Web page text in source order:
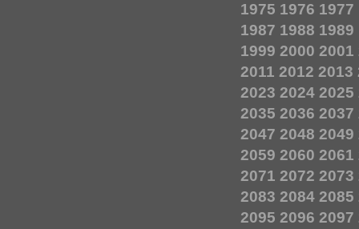
1975 1976 1977
1987 1988 1989
1999 2000 2001
2011 2012 2013
2023 2024 2025
2035 2036 2037
2047 2048 2049
2059 2060 2061
2071 2072 2073
2083 2084 2085
2095 2096 2097